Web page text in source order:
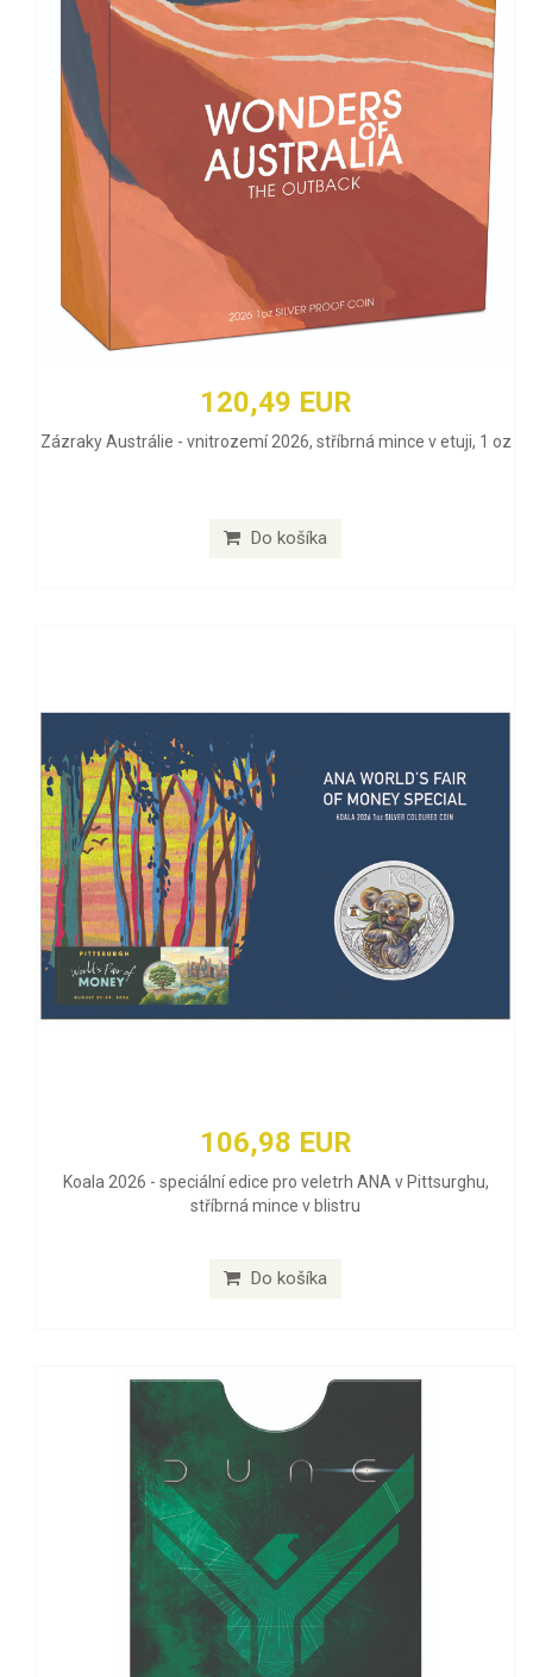
120,49 EUR
Zázraky Austrálie - vnitrozemí 2026, stříbrná mince v etuji, 1 oz
Do košíka
106,98 EUR
Koala 2026 - speciální edice pro veletrh ANA v Pittsurghu,
stříbrná mince v blistru
Do košíka